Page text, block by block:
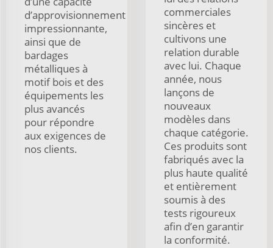
d’approvisionnement
impressionnante,
ainsi que de
bardages
métalliques à
motif bois et des
équipements les
plus avancés
pour répondre
aux exigences de
nos clients.
commerciales
sincères et
cultivons une
relation durable
avec lui. Chaque
année, nous
lançons de
nouveaux
modèles dans
chaque catégorie.
Ces produits sont
fabriqués avec la
plus haute qualité
et entièrement
soumis à des
tests rigoureux
afin d’en garantir
la conformité.